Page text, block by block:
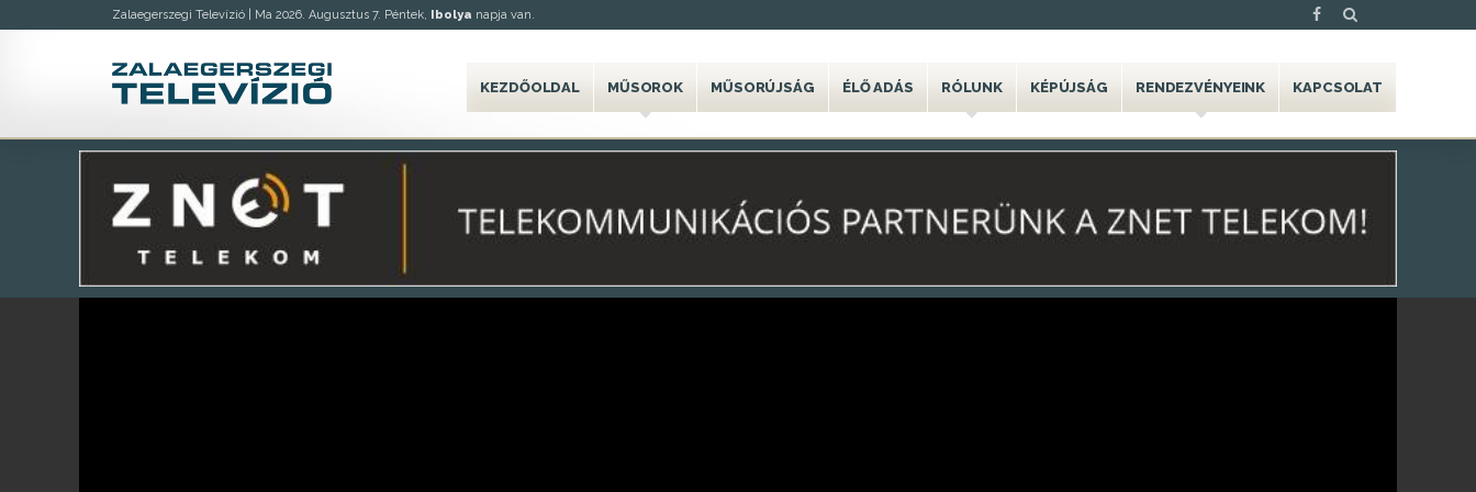
Zalaegerszegi Televízió | Ma 2026. Augusztus 7. Péntek, Ibolya napja van.
KEZDŐOLDAL MŰSOROK MŰSORÚJSÁG ÉLŐ ADÁS RÓLUNK KÉPÚJSÁG RENDEZVÉNYEINK KAPCSOLAT